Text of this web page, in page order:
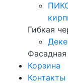
Гибкая
Деке
Фасадная
Корзина
Контакты